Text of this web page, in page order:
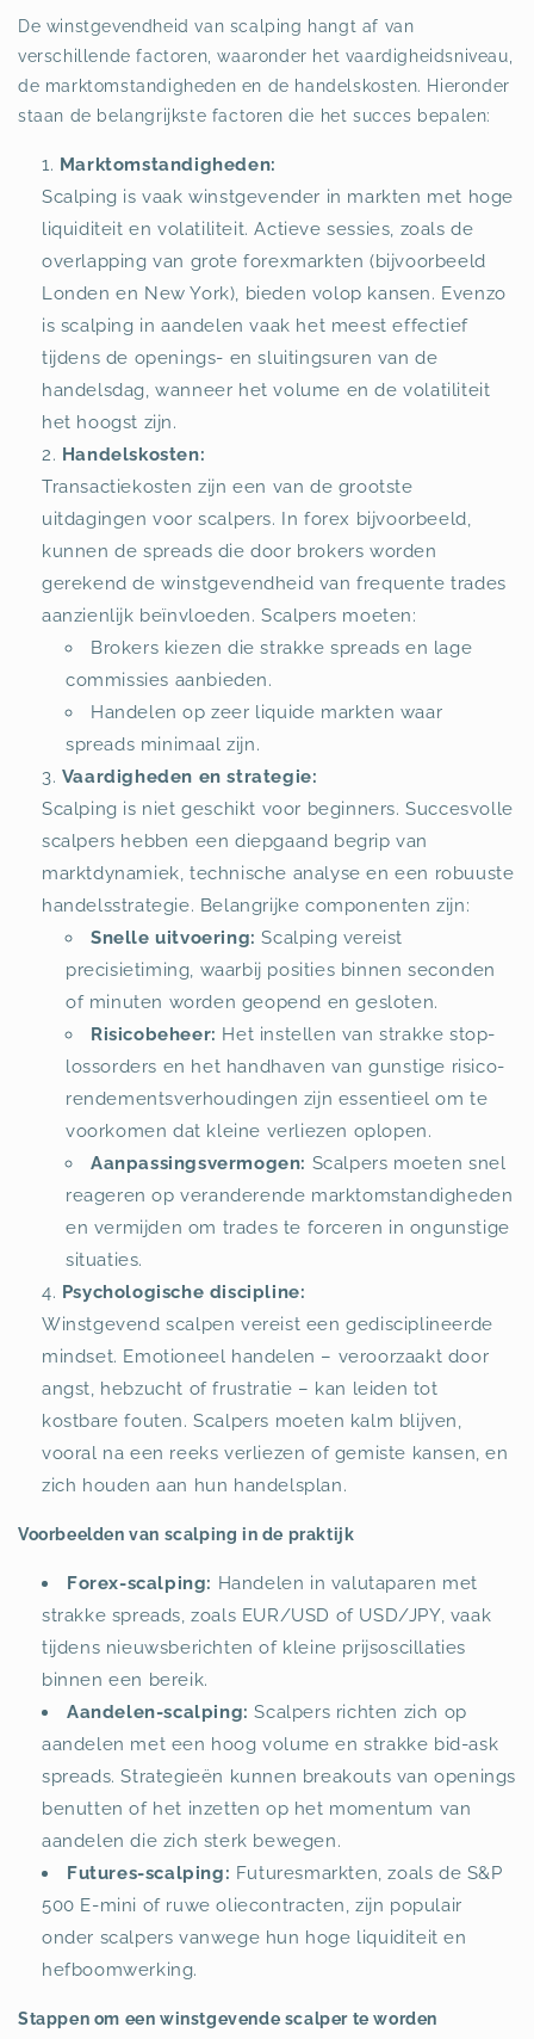
De winstgevendheid van scalping hangt af van
verschillende factoren, waaronder het vaardigheidsniveau,
de marktomstandigheden en de handelskosten. Hieronder
staan de belangrijkste factoren die het succes bepalen:
Marktomstandigheden:
Scalping is vaak winstgevender in markten met hoge
liquiditeit en volatiliteit. Actieve sessies, zoals de
overlapping van grote forexmarkten (bijvoorbeeld
Londen en New York), bieden volop kansen. Evenzo
is scalping in aandelen vaak het meest effectief
tijdens de openings- en sluitingsuren van de
handelsdag, wanneer het volume en de volatiliteit
het hoogst zijn.
Handelskosten:
Transactiekosten zijn een van de grootste
uitdagingen voor scalpers. In forex bijvoorbeeld,
kunnen de spreads die door brokers worden
gerekend de winstgevendheid van frequente trades
aanzienlijk beïnvloeden. Scalpers moeten:
Brokers kiezen die strakke spreads en lage
commissies aanbieden.
Handelen op zeer liquide markten waar
spreads minimaal zijn.
Vaardigheden en strategie:
Scalping is niet geschikt voor beginners. Succesvolle
scalpers hebben een diepgaand begrip van
marktdynamiek, technische analyse en een robuuste
handelsstrategie. Belangrijke componenten zijn:
Snelle uitvoering: Scalping vereist
precisietiming, waarbij posities binnen seconden
of minuten worden geopend en gesloten.
Risicobeheer: Het instellen van strakke stop-
lossorders en het handhaven van gunstige risico-
rendementsverhoudingen zijn essentieel om te
voorkomen dat kleine verliezen oplopen.
Aanpassingsvermogen: Scalpers moeten snel
reageren op veranderende marktomstandigheden
en vermijden om trades te forceren in ongunstige
situaties.
Psychologische discipline:
Winstgevend scalpen vereist een gedisciplineerde
mindset. Emotioneel handelen – veroorzaakt door
angst, hebzucht of frustratie – kan leiden tot
kostbare fouten. Scalpers moeten kalm blijven,
vooral na een reeks verliezen of gemiste kansen, en
zich houden aan hun handelsplan.
Voorbeelden van scalping in de praktijk
Forex-scalping: Handelen in valutaparen met
strakke spreads, zoals EUR/USD of USD/JPY, vaak
tijdens nieuwsberichten of kleine prijsoscillaties
binnen een bereik.
Aandelen-scalping: Scalpers richten zich op
aandelen met een hoog volume en strakke bid-ask
spreads. Strategieën kunnen breakouts van openings
benutten of het inzetten op het momentum van
aandelen die zich sterk bewegen.
Futures-scalping: Futuresmarkten, zoals de S&P
500 E-mini of ruwe oliecontracten, zijn populair
onder scalpers vanwege hun hoge liquiditeit en
hefboomwerking.
Stappen om een winstgevende scalper te worden